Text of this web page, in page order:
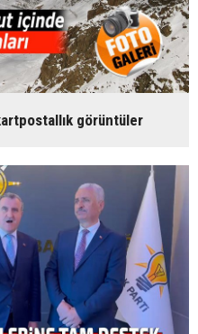
görüntüler